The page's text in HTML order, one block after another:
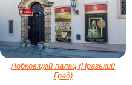
Лобковіцкій палац (Празький
Град)